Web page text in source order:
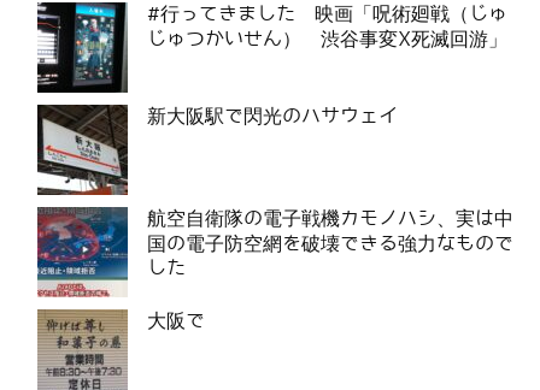
#行ってきました 映画「呪術廻戦（じゅ
じゅつかいせん） 渋谷事変X死滅回游」
新大阪駅で閃光のハサウェイ
航空自衛隊の電子戦機カモノハシ、実は中
国の電子防空網を破壊できる強力なもので
した
大阪で